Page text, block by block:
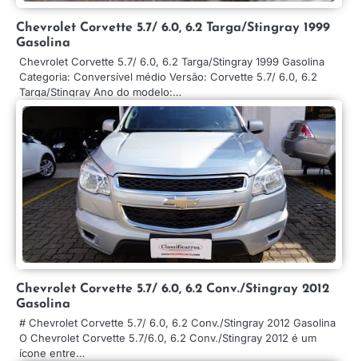
Chevrolet Corvette 5.7/ 6.0, 6.2 Targa/Stingray 1999
Gasolina
Chevrolet Corvette 5.7/ 6.0, 6.2 Targa/Stingray 1999 Gasolina
Categoria: Conversível médio Versão: Corvette 5.7/ 6.0, 6.2
Targa/Stingray Ano do modelo:…
Chevrolet Corvette 5.7/ 6.0, 6.2 Conv./Stingray 2012
Gasolina
# Chevrolet Corvette 5.7/ 6.0, 6.2 Conv./Stingray 2012 Gasolina
O Chevrolet Corvette 5.7/6.0, 6.2 Conv./Stingray 2012 é um
ícone entre…